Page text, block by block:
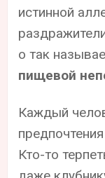
истинной
о так
пищевой
Каждый
Кто-то